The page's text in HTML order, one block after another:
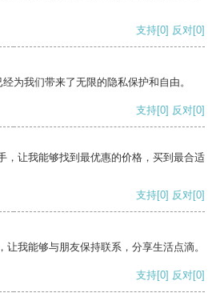
支持[0] 反对[0]
为我们带来了无限的隐私保护和自由。
支持[0] 反对[0]
，让我能够找到最优惠的价格，买到最合适
支持[0] 反对[0]
让我能够与朋友保持联系，分享生活点滴。
支持[0] 反对[0]